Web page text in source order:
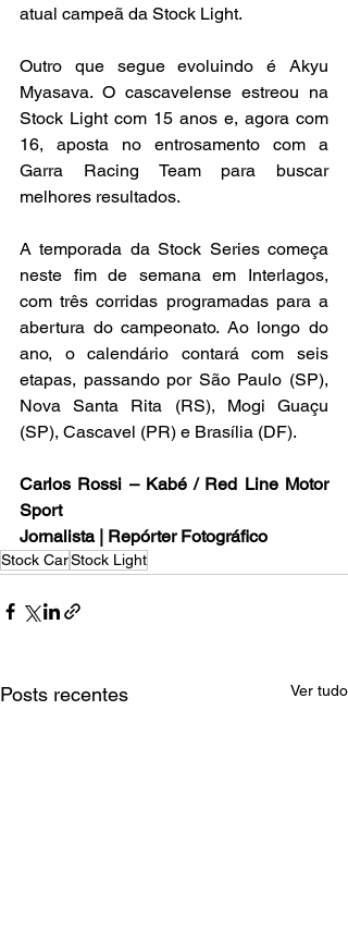
atual campeã da Stock Light.
Outro que segue evoluindo é Akyu
Myasava. O cascavelense estreou na
Stock Light com 15 anos e, agora com
16, aposta no entrosamento com a
Garra Racing Team para buscar
melhores resultados.
A temporada da Stock Series começa
neste fim de semana em Interlagos,
com três corridas programadas para a
abertura do campeonato. Ao longo do
ano, o calendário contará com seis
etapas, passando por São Paulo (SP),
Nova Santa Rita (RS), Mogi Guaçu
(SP), Cascavel (PR) e Brasília (DF).
Carlos Rossi – Kabé / Red Line Motor
Sport
Jornalista | Repórter Fotográfico
Stock CarStock Light
Posts recentes Ver tudo